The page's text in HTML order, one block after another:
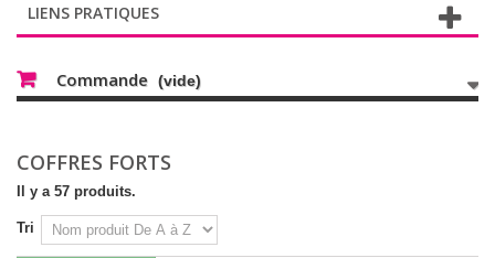
LIENS PRATIQUES
Commande (vide)
COFFRES FORTS
Il y a 57 produits.
Tri